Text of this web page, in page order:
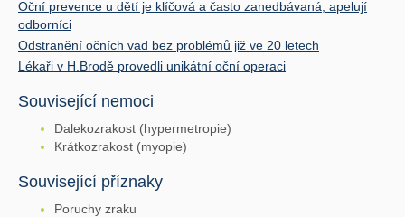
Oční prevence u dětí je klíčová a často zanedbávaná, apelují
odborníci
Odstranění očních vad bez problémů již ve 20 letech
Lékaři v H.Brodě provedli unikátní oční operaci
Související nemoci
Dalekozrakost (hypermetropie)
Krátkozrakost (myopie)
Související příznaky
Poruchy zraku